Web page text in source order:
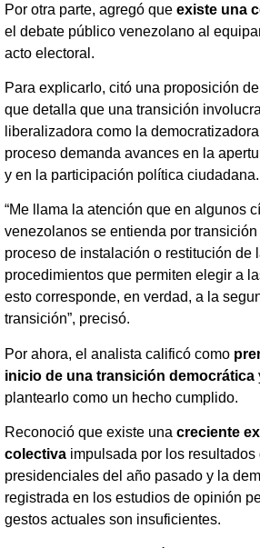
Por otra parte, agregó que existe una
el debate público venezolano al
acto electoral.
Para explicarlo, citó una proposición
que detalla que una transición
liberalizadora como la
proceso demanda avances en la
y en la participación política ciudadana.
“Me llama la atención que en algunos
venezolanos se entienda por transición
proceso de instalación o restitución de
procedimientos que permiten elegir a
esto corresponde, en verdad, a la
transición”, precisó.
Por ahora, el analista calificó como
inicio de una transición democrática
plantearlo como un hecho cumplido.
Reconoció que existe una creciente
colectiva impulsada por los
presidenciales del año pasado y la
registrada en los estudios de opinión
gestos actuales son insuficientes.